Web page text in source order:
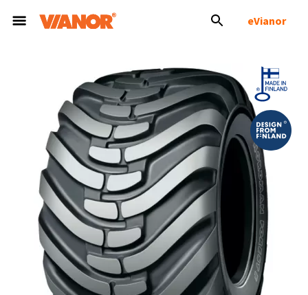
eVianor